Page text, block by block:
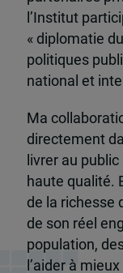
l’Institut
« diplomatie
politiques
national et
Ma
directement
livrer au
haute qualité.
de la richesse
de son réel
population,
l’aider à